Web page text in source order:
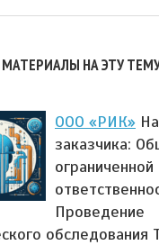
НА ЭТУ
ООО «РИК»
заказчика:
ограниченной
Проведение
обследования